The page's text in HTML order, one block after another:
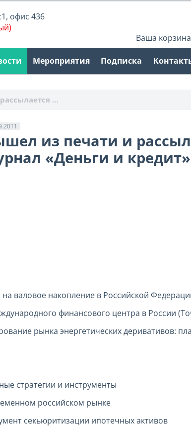
офис 436
Ваша
Мероприятия Подписка
…
из печати и
«Деньги и
валовое накопление в Российской
финансового центра в России
рынка энергетических деривативов:
стратегии и инструменты
российском рынке
секьюритизации ипотечных активов